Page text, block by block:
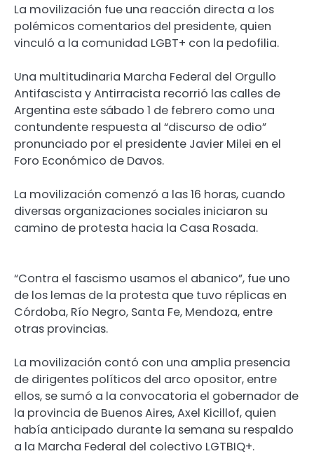
La movilización fue una reacción directa a los
polémicos comentarios del presidente, quien
vinculó a la comunidad LGBT+ con la pedofilia.
Una multitudinaria Marcha Federal del Orgullo
Antifascista y Antirracista recorrió las calles de
Argentina este sábado 1 de febrero como una
contundente respuesta al “discurso de odio”
pronunciado por el presidente Javier Milei en el
Foro Económico de Davos.
La movilización comenzó a las 16 horas, cuando
diversas organizaciones sociales iniciaron su
camino de protesta hacia la Casa Rosada.
“Contra el fascismo usamos el abanico”, fue uno
de los lemas de la protesta que tuvo réplicas en
Córdoba, Río Negro, Santa Fe, Mendoza, entre
otras provincias.
La movilización contó con una amplia presencia
de dirigentes políticos del arco opositor, entre
ellos, se sumó a la convocatoria el gobernador de
la provincia de Buenos Aires, Axel Kicillof, quien
había anticipado durante la semana su respaldo
a la Marcha Federal del colectivo LGTBIQ+.